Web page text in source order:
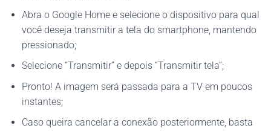
Abra o Google Home e selecione o dispositivo para qual
você deseja transmitir a tela do smartphone, mantendo
pressionado;
Selecione “Transmitir” e depois “Transmitir tela”;
Pronto! A imagem será passada para a TV em poucos
instantes;
Caso queira cancelar a conexão posteriormente, basta